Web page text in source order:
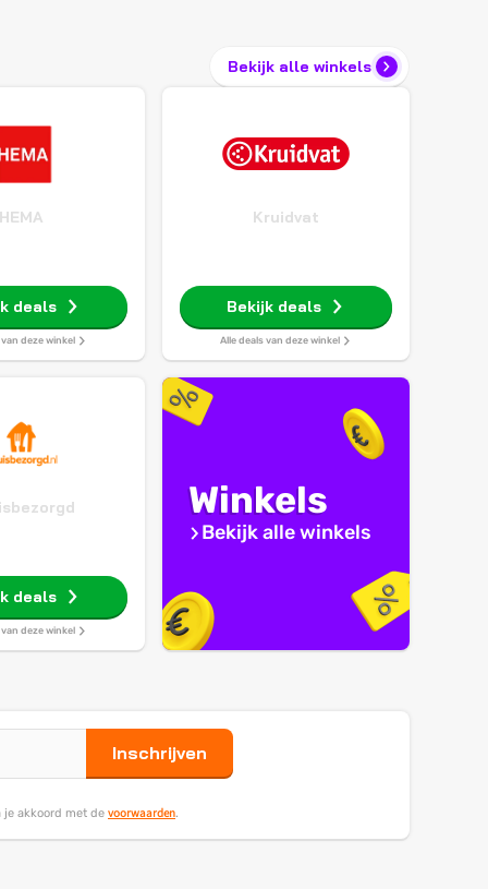
Bekijk alle winkels
HEMA
deals
van deze winkel
Kruidvat
Bekijk deals
Alle deals van deze winkel
deals
van deze winkel
Winkels
Bekijk alle winkels
Inschrijven
akkoord met de voorwaarden.